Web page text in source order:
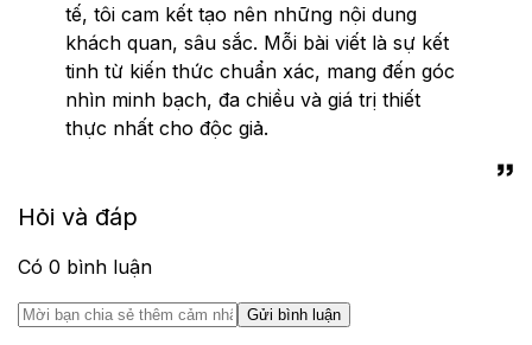
tế, tôi cam kết tạo nên những nội dung
khách quan, sâu sắc. Mỗi bài viết là sự kết
tinh từ kiến thức chuẩn xác, mang đến góc
nhìn minh bạch, đa chiều và giá trị thiết
thực nhất cho độc giả.
Hỏi và đáp
Có 0 bình luận
Gửi bình luận